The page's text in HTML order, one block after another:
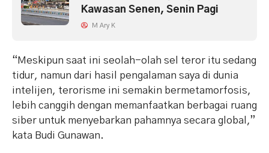
Kawasan Senen, Senin Pagi
M Ary K
“Meskipun saat ini seolah-olah sel teror itu sedang
tidur, namun dari hasil pengalaman saya di dunia
intelijen, terorisme ini semakin bermetamorfosis,
lebih canggih dengan memanfaatkan berbagai ruang
siber untuk menyebarkan pahamnya secara global,”
kata Budi Gunawan.